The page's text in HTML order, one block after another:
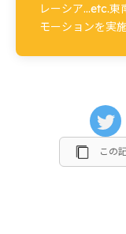
レーシア…etc.東
モーションを実
この